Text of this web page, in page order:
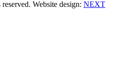
Website design: NEXT